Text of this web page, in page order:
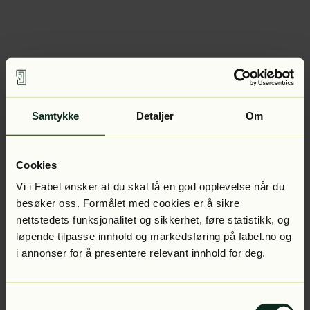
Samtykke Detaljer Om
Cookies
Vi i Fabel ønsker at du skal få en god opplevelse når du
besøker oss. Formålet med cookies er å sikre
nettstedets funksjonalitet og sikkerhet, føre statistikk, og
løpende tilpasse innhold og markedsføring på fabel.no og
i annonser for å presentere relevant innhold for deg.